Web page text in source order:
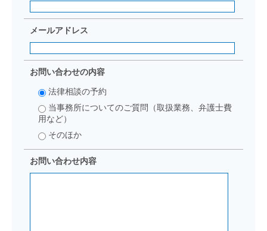
メールアドレス
お問い合わせの内容
法律相談の予約
当事務所についてのご質問（取扱業務、弁護士費
用など）
そのほか
お問い合わせ内容